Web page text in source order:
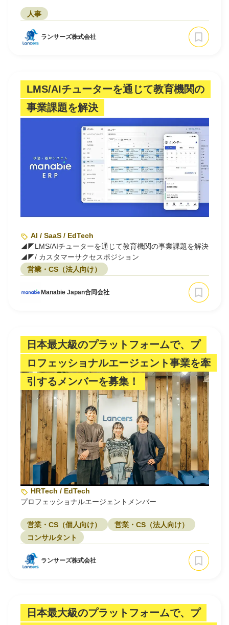
人事
ランサーズ株式会社
LMS/AIチューターを通じて教育機関の
事業課題を解決
AI / SaaS / EdTech
◢◤LMS/AIチューターを通じて教育機関の事業課題を解決
◢◤/ カスタマーサクセスポジション
営業・CS（法人向け）
Manabie Japan合同会社
日本最大級のプラットフォームで、プ
ロフェッショナルエージェント事業を牽
引するメンバーを募集！
HRTech / EdTech
プロフェッショナルエージェントメンバー
営業・CS（個人向け）
営業・CS（法人向け）
コンサルタント
ランサーズ株式会社
日本最大級のプラットフォームで、プ